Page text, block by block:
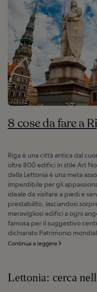
8 cose da fare a
Riga è una città antica dal
oltre 800 edifici in stile Art
della Lettonia è una meta
imperdibile per gli
ideale da visitare a piedi e
prestabilito, lasciandosi
meravigliosi edifici a ogni
famosa per il suggestivo
dichiarato Patrimonio
Continua a leggere
Lettonia: cerca